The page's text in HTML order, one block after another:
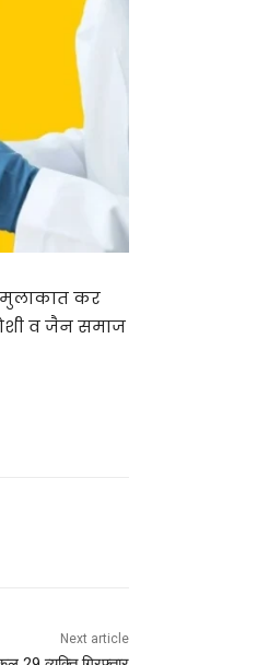
मुलाकात कर
व जैन समाज
Next article